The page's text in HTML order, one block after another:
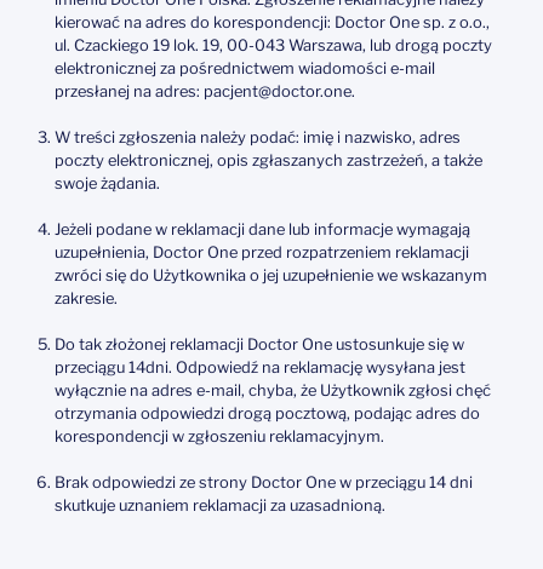
kierować na adres do korespondencji: Doctor One sp. z o.o.,
ul. Czackiego 19 lok. 19, 00-043 Warszawa, lub drogą poczty
elektronicznej za pośrednictwem wiadomości e-mail
przesłanej na adres: pacjent@doctor.one.
W treści zgłoszenia należy podać: imię i nazwisko, adres
poczty elektronicznej, opis zgłaszanych zastrzeżeń, a także
swoje żądania.
Jeżeli podane w reklamacji dane lub informacje wymagają
uzupełnienia, Doctor One przed rozpatrzeniem reklamacji
zwróci się do Użytkownika o jej uzupełnienie we wskazanym
zakresie.
Do tak złożonej reklamacji Doctor One ustosunkuje się w
przeciągu 14dni. Odpowiedź na reklamację wysyłana jest
wyłącznie na adres e-mail, chyba, że Użytkownik zgłosi chęć
otrzymania odpowiedzi drogą pocztową, podając adres do
korespondencji w zgłoszeniu reklamacyjnym.
Brak odpowiedzi ze strony Doctor One w przeciągu 14 dni
skutkuje uznaniem reklamacji za uzasadnioną.